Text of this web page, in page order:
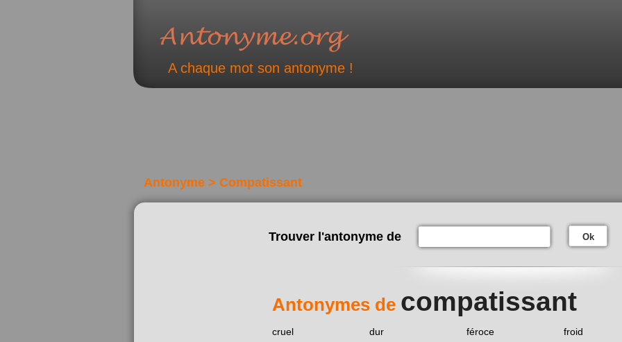
A chaque mot son antonyme !
Antonyme > Compatissant
Trouver l'antonyme de Ok
Antonymes de compatissant
cruel dur féroce froid